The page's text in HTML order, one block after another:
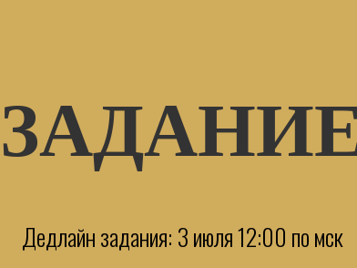
Дедлайн задания: 3 июля 12:00 по мск